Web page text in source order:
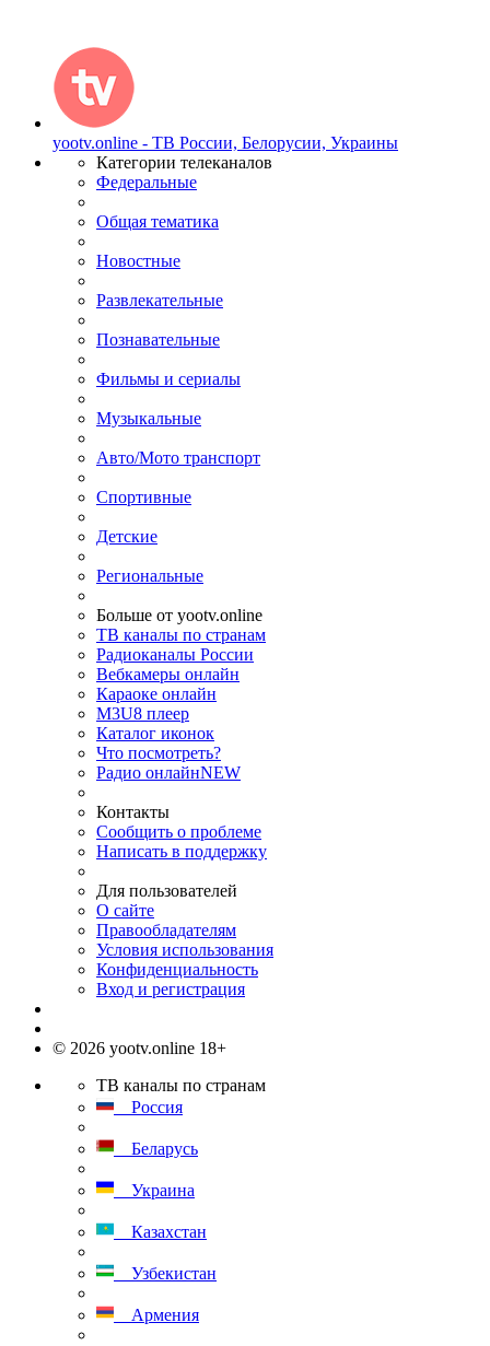
yootv.online - ТВ России, Белорусии, Украины
Категории телеканалов
Федеральные
Общая тематика
Новостные
Развлекательные
Познавательные
Фильмы и сериалы
Музыкальные
Авто/Мото транспорт
Спортивные
Детские
Региональные
Больше от yootv.online
ТВ каналы по странам
Радиоканалы России
Вебкамеры онлайн
Караоке онлайн
M3U8 плеер
Каталог иконок
Что посмотреть?
Радио онлайнNEW
Контакты
Сообщить о проблеме
Написать в поддержку
Для пользователей
О сайте
Правообладателям
Условия использования
Конфиденциальность
Вход и регистрация
© 2026 yootv.online 18+
ТВ каналы по странам
Россия
Беларусь
Украина
Казахстан
Узбекистан
Армения